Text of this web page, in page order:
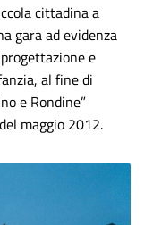
cittadina a
gara ad evidenza
e
al fine di
e Rondine”
maggio 2012.